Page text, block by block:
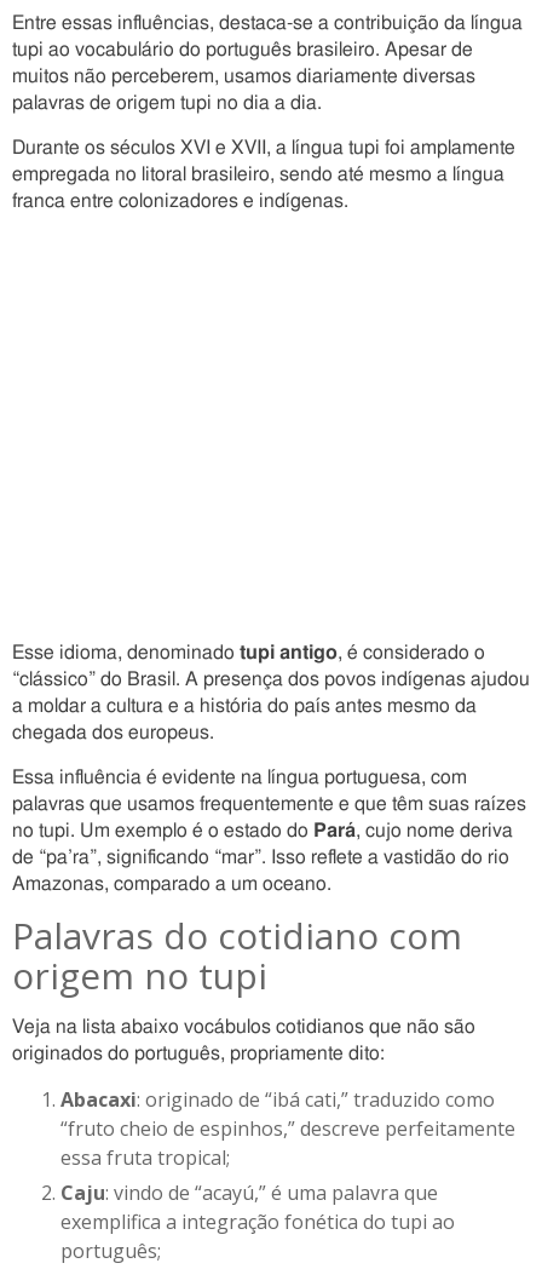
Entre essas influências, destaca-se a contribuição da língua
tupi ao vocabulário do português brasileiro. Apesar de
muitos não perceberem, usamos diariamente diversas
palavras de origem tupi no dia a dia.
Durante os séculos XVI e XVII, a língua tupi foi amplamente
empregada no litoral brasileiro, sendo até mesmo a língua
franca entre colonizadores e indígenas.
Esse idioma, denominado tupi antigo, é considerado o
“clássico” do Brasil. A presença dos povos indígenas ajudou
a moldar a cultura e a história do país antes mesmo da
chegada dos europeus.
Essa influência é evidente na língua portuguesa, com
palavras que usamos frequentemente e que têm suas raízes
no tupi. Um exemplo é o estado do Pará, cujo nome deriva
de “pa’ra”, significando “mar”. Isso reflete a vastidão do rio
Amazonas, comparado a um oceano.
Palavras do cotidiano com
origem no tupi
Veja na lista abaixo vocábulos cotidianos que não são
originados do português, propriamente dito:
Abacaxi: originado de “ibá cati,” traduzido como
“fruto cheio de espinhos,” descreve perfeitamente
essa fruta tropical;
Caju: vindo de “acayú,” é uma palavra que
exemplifica a integração fonética do tupi ao
português;